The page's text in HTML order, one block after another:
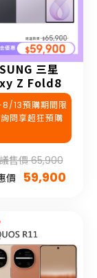
三星
Z Fold8
13預購期間限
問享超狂預購
售價 65,900
價
59,900